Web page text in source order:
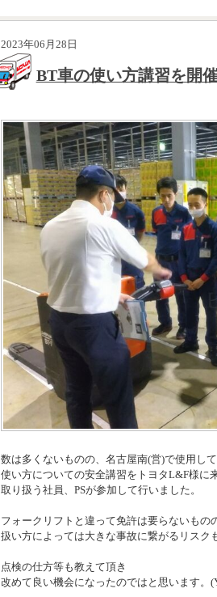
2023年06月28日
BT車の使い方講習を開催
数は多くないものの、名古屋南(営)で使用して
使い方についての安全講習をトヨタL&F様に
取り扱う社員、PSが参加して行いました。
フォークリフトと違って免許は要らないもの
扱い方によっては大きな事故に繋がるリスク
点検の仕方等も教えて頂き
改めて良い機会になったのではと思います。